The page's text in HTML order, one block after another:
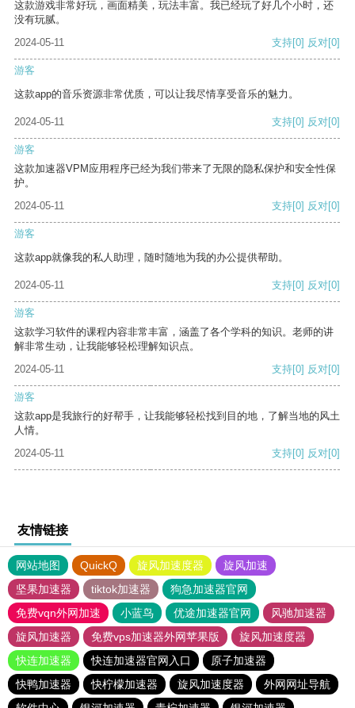
这款游戏非常好玩，画面精美，玩法丰富。我已经玩了好几个小时，还
没有玩腻。
2024-05-11
支持[0] 反对[0]
游客
这款app的音乐资源非常优质，可以让我尽情享受音乐的魅力。
2024-05-11 支持[0] 反对[0]
游客
这款加速器VPM应用程序已经为我们带来了无限的隐私保护和安全性保
护。
2024-05-11
支持[0] 反对[0]
游客
这款app就像我的私人助理，随时随地为我的办公提供帮助。
2024-05-11 支持[0] 反对[0]
游客
这款学习软件的课程内容非常丰富，涵盖了各个学科的知识。老师的讲
解非常生动，让我能够轻松理解知识点。
2024-05-11
支持[0] 反对[0]
游客
这款app是我旅行的好帮手，让我能够轻松找到目的地，了解当地的风土
人情。
2024-05-11
支持[0] 反对[0]
友情链接
网站地图 QuickQ 旋风加速度器
旋风加速
坚果加速器
tiktok加速器
狗急加速器官网
免费vqn外网加速
小蓝鸟 优途加速器官网
风驰加速器
旋风加速器
免费vps加速器外网苹果版
旋风加速度器
快连加速器
快连加速器官网入口
原子加速器
快鸭加速器
快柠檬加速器 旋风加速度器
外网网址导航